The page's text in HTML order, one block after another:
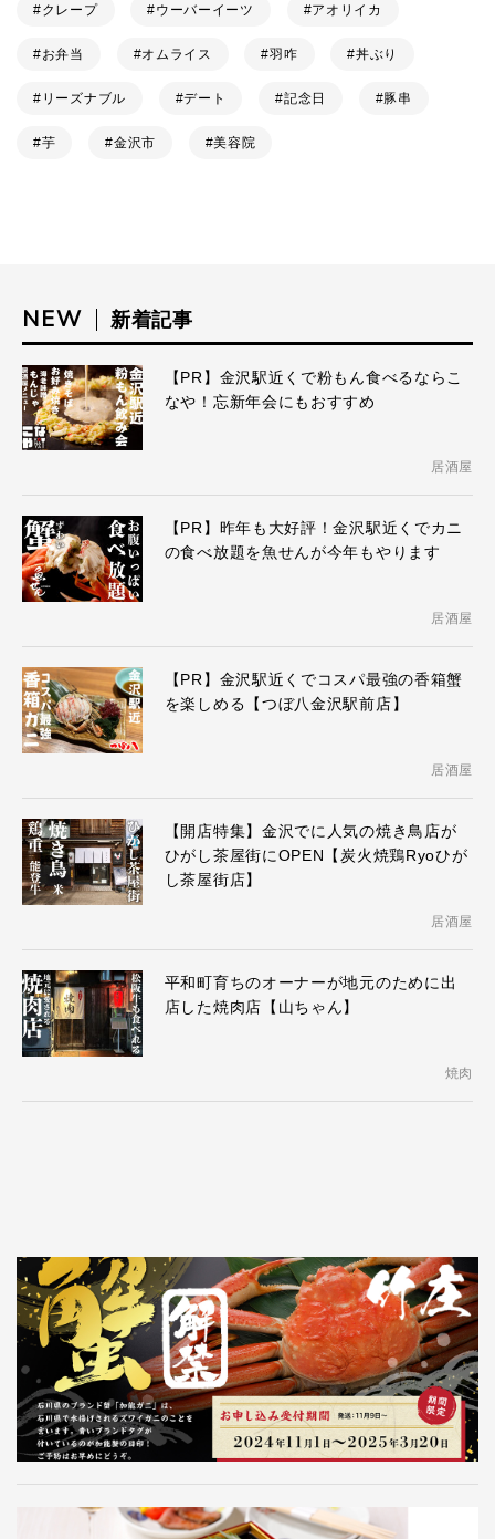
クレープ ウーバーイーツ アオリイカ
お弁当 オムライス 羽咋 丼ぶり
リーズナブル デート 記念日 豚串
芋 金沢市 美容院
NEW 新着記事
【PR】金沢駅近くで粉もん食べるならこ
なや！忘新年会にもおすすめ
居酒屋
【PR】昨年も大好評！金沢駅近くでカニ
の食べ放題を魚せんが今年もやります
居酒屋
【PR】金沢駅近くでコスパ最強の香箱蟹
を楽しめる【つぼ八金沢駅前店】
居酒屋
【開店特集】金沢でに人気の焼き鳥店が
ひがし茶屋街にOPEN【炭火焼鶏Ryoひが
し茶屋街店】
居酒屋
平和町育ちのオーナーが地元のために出
店した焼肉店【山ちゃん】
焼肉